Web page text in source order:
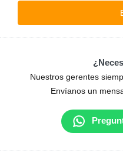
Nuestros gerentes
Envíanos un